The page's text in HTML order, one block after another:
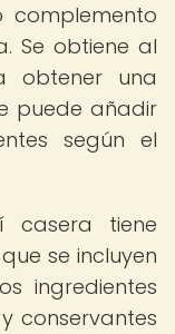
Se obtiene al
obtener una
puede añadir
según el
casera tiene
se incluyen
ingredientes
conservantes